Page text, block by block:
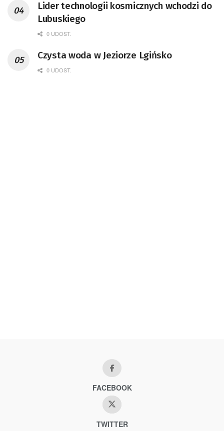
doktor habilitowany nauk fizycznych,
koordynator Rady Sektorowej ds.
Kompetencji Przemysłu Lotniczo-
Badań Kosmicznych i Satelitarnych PAN.
Lider technologii kosmicznych wchodzi do
Lubuskiego
0 UDOST.
Czysta woda w Jeziorze Lgińsko
0 UDOST.
FACEBOOK
TWITTER